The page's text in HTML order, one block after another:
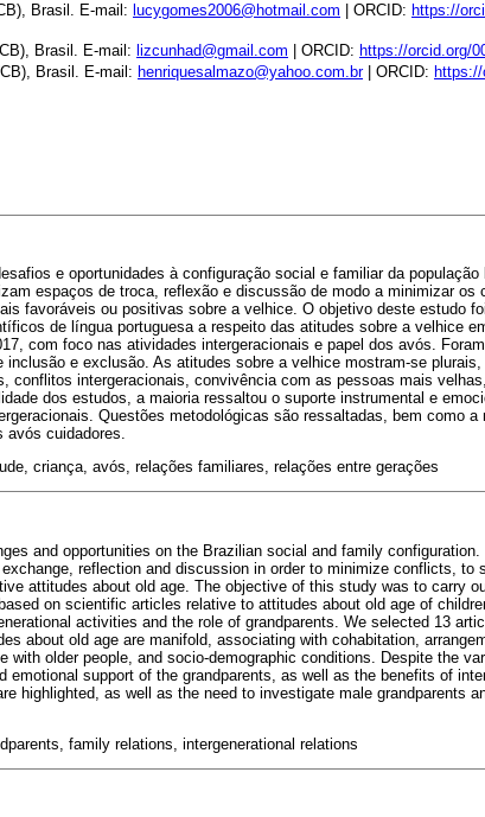
Brasil. E-mail: lucygomes2006@hotmail.com | ORCID: https://
Brasil. E-mail: lizcunhad@gmail.com | ORCID: https://orcid.org/
Brasil. E-mail: henriquesalmazo@yahoo.com.br| ORCID:
e oportunidades à configuração social e familiar da população
espaços de troca, reflexão e discussão de modo a minimizar os
favoráveis ou positivas sobre a velhice. O objetivo deste estudo
de língua portuguesa a respeito das atitudes sobre a velhice
com foco nas atividades intergeracionais e papel dos avós.
inclusão e exclusão. As atitudes sobre a velhice mostram-se
conflitos intergeracionais, convivência com as pessoas mais
dos estudos, a maioria ressaltou o suporte instrumental e
Questões metodológicas são ressaltadas, bem como a
avós cuidadores.
criança, avós, relações familiares, relações entre gerações
and opportunities on the Brazilian social and family configuration.
reflection and discussion in order to minimize conflicts, to
attitudes about old age. The objective of this study was to carry
on scientific articles relative to attitudes about old age of
activities and the role of grandparents. We selected 13
about old age are manifold, associating with cohabitation,
with older people, and socio-demographic conditions. Despite the
emotional support of the grandparents, as well as the benefits of
highlighted, as well as the need to investigate male grandparents
family relations, intergenerational relations